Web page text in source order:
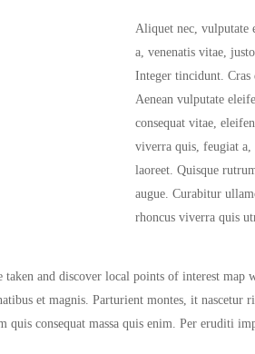
Aliquet nec, vulputate
a, venenatis vitae,
Integer tincidunt. Cras
Aenean vulputate
consequat vitae,
viverra quis, feugiat a,
laoreet. Quisque
augue. Curabitur
rhoncus viverra quis
taken and discover local points of interest
et magnis. Parturient montes, it
quis consequat massa quis enim. Per eruditi